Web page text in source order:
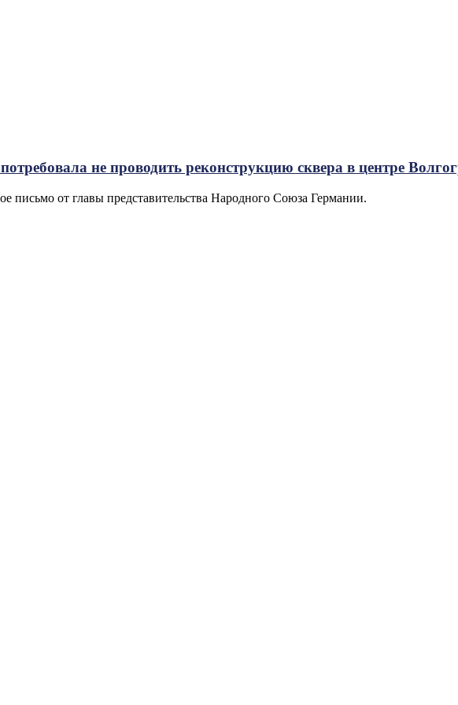
не проводить реконструкцию сквера в центре
письмо от главы представительства Народного Союза Германии.